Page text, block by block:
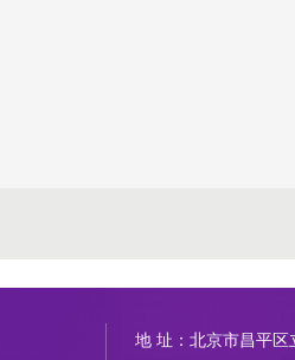
地 址：北京市昌平区